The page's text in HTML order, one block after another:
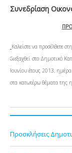
Συνεδρίαση
Καλείστε να προσέλθετε
διεξαχθεί στο Δημοτικό
Ιουνίου έτους 2013,
στα κατωτέρω θέματα της
Προσκλήσεις